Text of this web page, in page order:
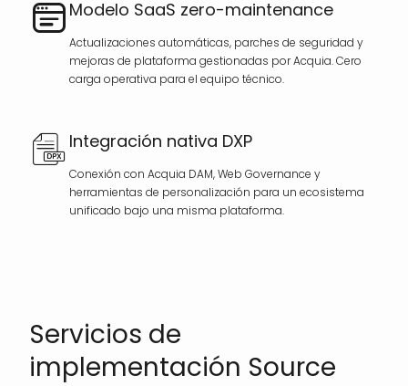
Modelo SaaS zero-maintenance
Actualizaciones automáticas, parches de seguridad y
mejoras de plataforma gestionadas por Acquia. Cero
carga operativa para el equipo técnico.
Integración nativa DXP
Conexión con Acquia DAM, Web Governance y
herramientas de personalización para un ecosistema
unificado bajo una misma plataforma.
Servicios de
implementación Source